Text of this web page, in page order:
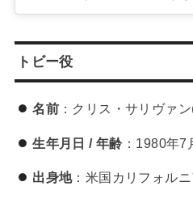
トビー役
名前：クリス・サリヴァ
生年月日 / 年齢 ：1980年
出身地：米国カリフォルニ